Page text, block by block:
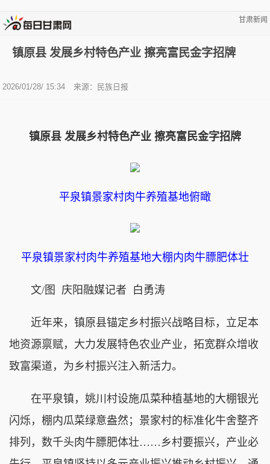
甘肃新闻
镇原县 发展乡村特色产业 擦亮富民金字招牌
2026/01/28/ 15:34 来源：民族日报
镇原县 发展乡村特色产业 擦亮富民金字招牌
平泉镇景家村肉牛养殖基地俯瞰
平泉镇景家村肉牛养殖基地大棚内肉牛膘肥体壮
文/图 庆阳融媒记者 白勇涛
近年来，镇原县锚定乡村振兴战略目标，立足本
地资源禀赋，大力发展特色农业产业，拓宽群众增收
致富渠道，为乡村振兴注入新活力。
在平泉镇，姚川村设施瓜菜种植基地的大棚银光
闪烁，棚内瓜菜绿意盎然；景家村的标准化牛舍整齐
排列，数千头肉牛膘肥体壮……乡村要振兴，产业必